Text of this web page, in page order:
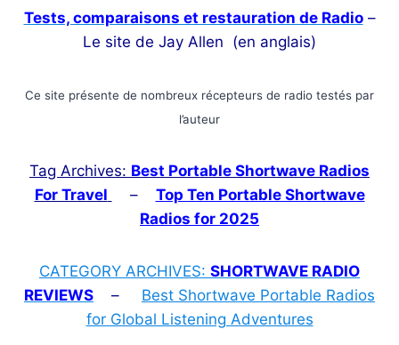
Tests, comparaisons et restauration de Radio–
Le site de Jay Allen (en anglais)
Ce site présente de nombreux récepteurs de radio testés par
l’auteur
Tag Archives: Best Portable Shortwave Radios
For Travel
– Top Ten Portable Shortwave
Radios for 2025
CATEGORY ARCHIVES: SHORTWAVE RADIO
REVIEWS – Best Shortwave Portable Radios
for Global Listening Adventures